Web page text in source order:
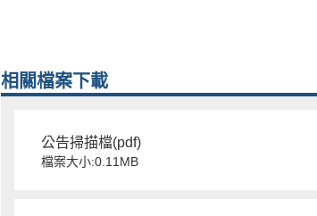
相關檔案下載
公告掃描檔(pdf)
檔案大小:0.11MB